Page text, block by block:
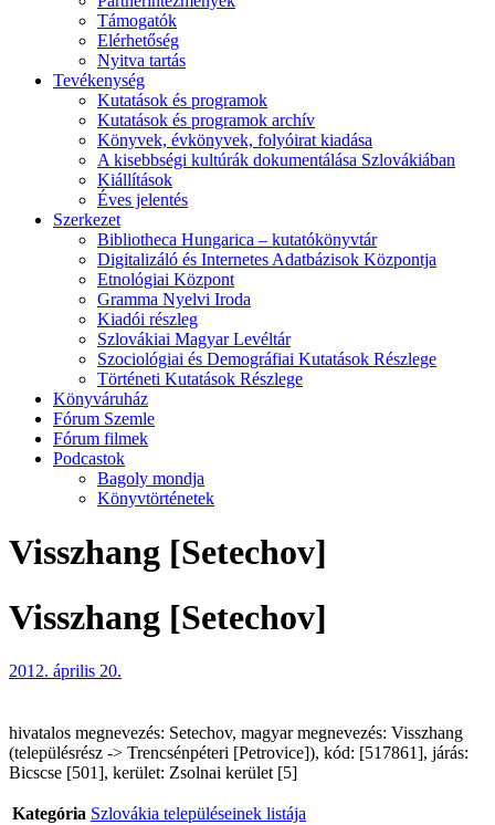
Támogatók
Elérhetőség
Nyitva tartás
Tevékenység
Kutatások és programok
Kutatások és programok archív
Könyvek, évkönyvek, folyóirat kiadása
A kisebbségi kultúrák dokumentálása Szlovákiában
Kiállítások
Éves jelentés
Szerkezet
Bibliotheca Hungarica – kutatókönyvtár
Digitalizáló és Internetes Adatbázisok Központja
Etnológiai Központ
Gramma Nyelvi Iroda
Kiadói részleg
Szlovákiai Magyar Levéltár
Szociológiai és Demográfiai Kutatások Részlege
Történeti Kutatások Részlege
Könyváruház
Fórum Szemle
Fórum filmek
Podcastok
Bagoly mondja
Könyvtörténetek
Visszhang [Setechov]
Visszhang [Setechov]
2012. április 20.
hivatalos megnevezés: Setechov, magyar megnevezés: Visszhang
(településrész -> Trencsénpéteri [Petrovice]), kód: [517861], járás:
Bicscse [501], kerület: Zsolnai kerület [5]
Kategória Szlovákia településeinek listája